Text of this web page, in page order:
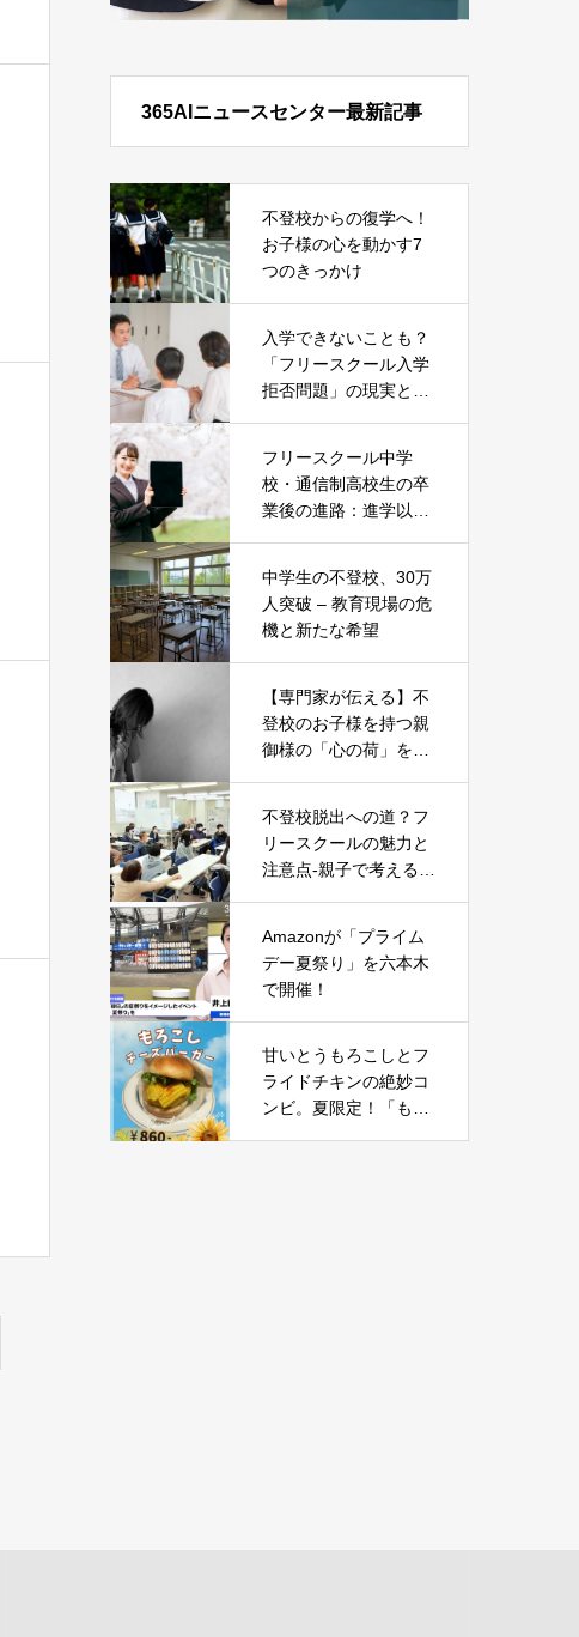
365AIニュースセンター最新記事
不登校からの復学へ！
お子様の心を動かす7
つのきっかけ
入学できないことも？
「フリースクール入学
拒否問題」の現実とそ
フリースクール中学
校・通信制高校生の卒
業後の進路：進学以外
中学生の不登校、30万
人突破 – 教育現場の危
機と新たな希望
【専門家が伝える】不
登校のお子様を持つ親
御様の「心の荷」を軽
不登校脱出への道？フ
リースクールの魅力と
注意点-親子で考える新
Amazonが「プライム
デー夏祭り」を六本木
で開催！
甘いとうもろこしとフ
ライドチキンの絶妙コ
ンビ。夏限定！「もろ